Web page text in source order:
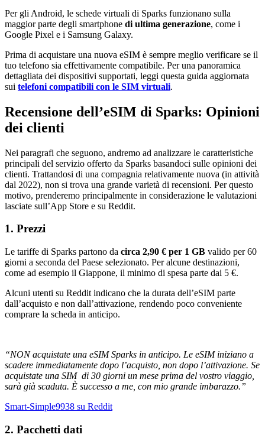
Per gli Android, le schede virtuali di Sparks funzionano sulla
maggior parte degli smartphone di ultima generazione, come i
Google Pixel e i Samsung Galaxy.
Prima di acquistare una nuova eSIM è sempre meglio verificare se il
tuo telefono sia effettivamente compatibile. Per una panoramica
dettagliata dei dispositivi supportati, leggi questa guida aggiornata
sui telefoni compatibili con le SIM virtuali.
Recensione dell’eSIM di Sparks: Opinioni
dei clienti
Nei paragrafi che seguono, andremo ad analizzare le caratteristiche
principali del servizio offerto da Sparks basandoci sulle opinioni dei
clienti. Trattandosi di una compagnia relativamente nuova (in attività
dal 2022), non si trova una grande varietà di recensioni. Per questo
motivo, prenderemo principalmente in considerazione le valutazioni
lasciate sull’App Store e su Reddit.
1. Prezzi
Le tariffe di Sparks partono da circa 2,90 € per 1 GB valido per 60
giorni a seconda del Paese selezionato. Per alcune destinazioni,
come ad esempio il Giappone, il minimo di spesa parte dai 5 €.
Alcuni utenti su Reddit indicano che la durata dell’eSIM parte
dall’acquisto e non dall’attivazione, rendendo poco conveniente
comprare la scheda in anticipo.
“NON acquistate una eSIM Sparks in anticipo. Le eSIM iniziano a
scadere immediatamente dopo l’acquisto, non dopo l’attivazione. Se
acquistate una SIM di 30 giorni un mese prima del vostro viaggio,
sarà già scaduta. È successo a me, con mio grande imbarazzo.”
Smart-Simple9938 su Reddit
2. Pacchetti dati